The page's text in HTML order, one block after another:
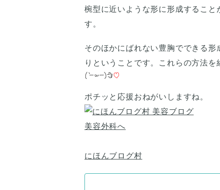
椀型に近いような形に形成するこ
す。
そのほかにばれない豊胸でできる
りということです。これらの方法
ポチッと応援おねがいしますね。
にほんブログ村